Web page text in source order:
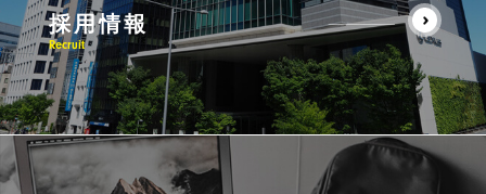
採用情報
Recruit